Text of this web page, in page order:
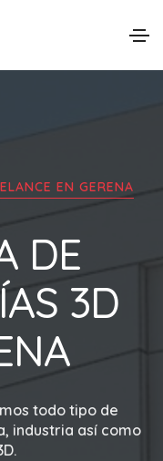
EN GERENA
DE
3D
todo tipo de
industria así como